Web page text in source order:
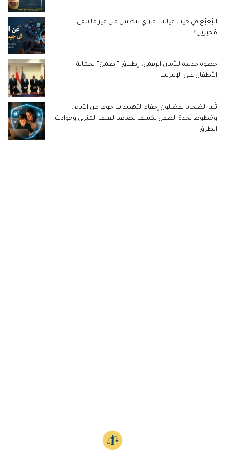
البُعبُع في جيب عيالنا.. فإزاي نتطمن من غير ما نبقى
مُخبرين؟
خطوة جديدة للأمان الرقمي.. إطلاق “اطمن” لحماية
الأطفال على الإنترنت
ثُلثا الضحايا يفضلون إخفاء التهديدات خوفا من الآباء..
وخطوط نجدة الطفل تكشف تصاعد العنف المنزلي وحوادث
الطرق